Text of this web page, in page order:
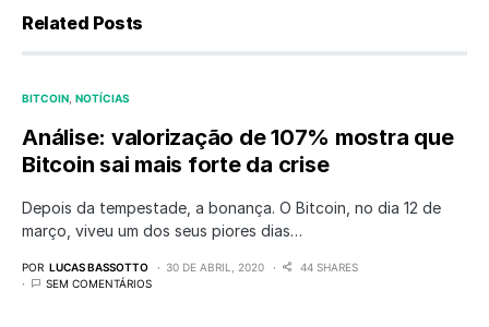
Related Posts
BITCOIN NOTÍCIAS
Análise: valorização de 107% mostra que
Bitcoin sai mais forte da crise
Depois da tempestade, a bonança. O Bitcoin, no dia 12 de
março, viveu um dos seus piores dias…
POR LUCAS BASSOTTO 30 DE ABRIL, 2020
44 SHARES
SEM COMENTÁRIOS